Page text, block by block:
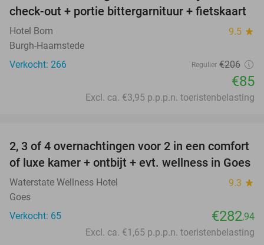
check-out + portie bittergarnituur + fietskaart
Hotel Bom 9.5 star
Burgh-Haamstede
Verkocht: 266
Regulier €206
€85
Excl. ca. €3,95 p.p.p.n. toeristenbelasting
2, 3 of 4 overnachtingen voor 2 in een comfort
of luxe kamer + ontbijt + evt. wellness in Goes
Waterstate Wellness Hotel 9.3 star
Goes
Verkocht: 65
€282,94
Excl. ca. €1,65 p.p.p.n. toeristenbelasting